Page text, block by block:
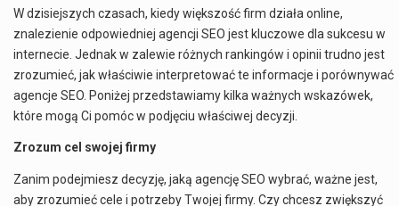
W dzisiejszych czasach, kiedy większość firm działa online,
znalezienie odpowiedniej agencji SEO jest kluczowe dla sukcesu w
internecie. Jednak w zalewie różnych rankingów i opinii trudno jest
zrozumieć, jak właściwie interpretować te informacje i porównywać
agencje SEO. Poniżej przedstawiamy kilka ważnych wskazówek,
które mogą Ci pomóc w podjęciu właściwej decyzji.
Zrozum cel swojej firmy
Zanim podejmiesz decyzję, jaką agencję SEO wybrać, ważne jest,
aby zrozumieć cele i potrzeby Twojej firmy. Czy chcesz zwiększyć